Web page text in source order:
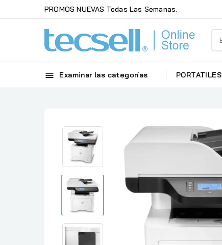
PROMOS NUEVAS Todas Las Semanas.
 Examinar las categorías PORTATILES